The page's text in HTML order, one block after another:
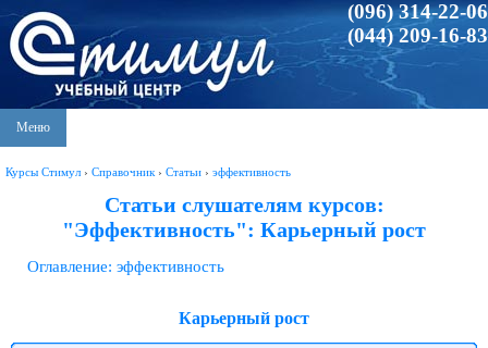
(096) 314-22-06
(044) 209-16-83
Меню
Курсы Стимул › Справочник › Статьи › эффективность
Статьи слушателям курсов:
"Эффективность": Карьерный рост
Оглавление: эффективность
Карьерный рост